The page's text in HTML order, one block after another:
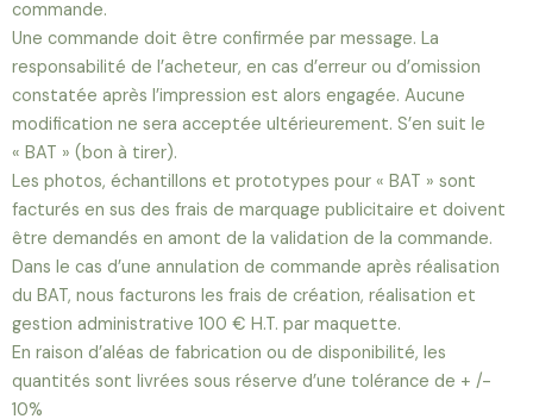
commande.
Une commande doit être confirmée par message. La
responsabilité de l’acheteur, en cas d’erreur ou d’omission
constatée après l’impression est alors engagée. Aucune
modification ne sera acceptée ultérieurement. S’en suit le
« BAT » (bon à tirer).
Les photos, échantillons et prototypes pour « BAT » sont
facturés en sus des frais de marquage publicitaire et doivent
être demandés en amont de la validation de la commande.
Dans le cas d’une annulation de commande après réalisation
du BAT, nous facturons les frais de création, réalisation et
gestion administrative 100 € H.T. par maquette.
En raison d’aléas de fabrication ou de disponibilité, les
quantités sont livrées sous réserve d’une tolérance de + /-
10%